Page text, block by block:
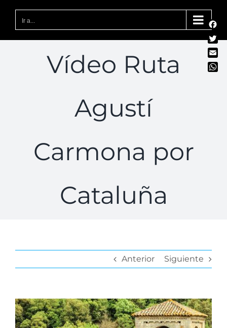
Ir a...
Vídeo Ruta
Agustí
Carmona por
Cataluña
Anterior Siguiente
Ver
imagen